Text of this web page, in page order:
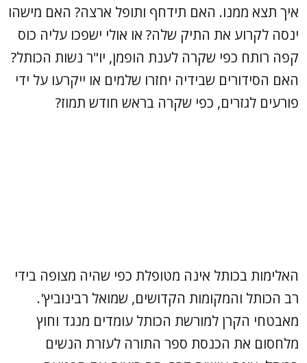
איך תצא ממנו. האם תידחף ותופל ארצה? האם מישהו
ינסה לקרוע את התיק שלה? או אולי ישפכו עליה כוס
קפה רותח כפי שקרה לענת הופמן, יו"ר נשות הכותל?
האם הסידורים שבידיה יחזרו שלמים או ייקרעו על ידי
פורעים לגזרים, כפי שקרה בראש חודש תמוז?
האלימות בכותל אינה מטופלת כפי שהיה מצופה בידי
רב הכותל והמקומות הקדושים, שמואל רבינוביץ'.
מאבטחי הקרן למורשת הכותל עומדים מנגד וחוץ
מלחסום את הכנסת ספר התורה לעזרת הנשים